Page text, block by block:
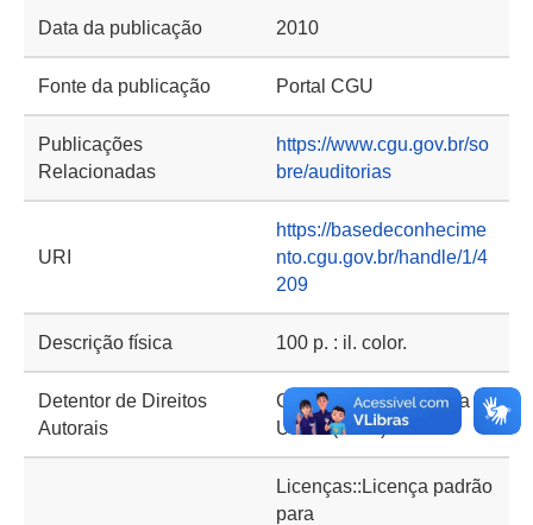
Data da publicação 2010
Fonte da publicação Portal CGU
Publicações
Relacionadas
https://www.cgu.gov.br/so
bre/auditorias
URI
https://basedeconhecime
nto.cgu.gov.br/handle/1/4
209
Descrição física 100 p. : il. color.
Detentor de Direitos
Autorais
Controladoria-Geral da
União (CGU)
Licenças::Licença padrão
para